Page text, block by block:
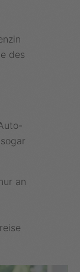
des
an